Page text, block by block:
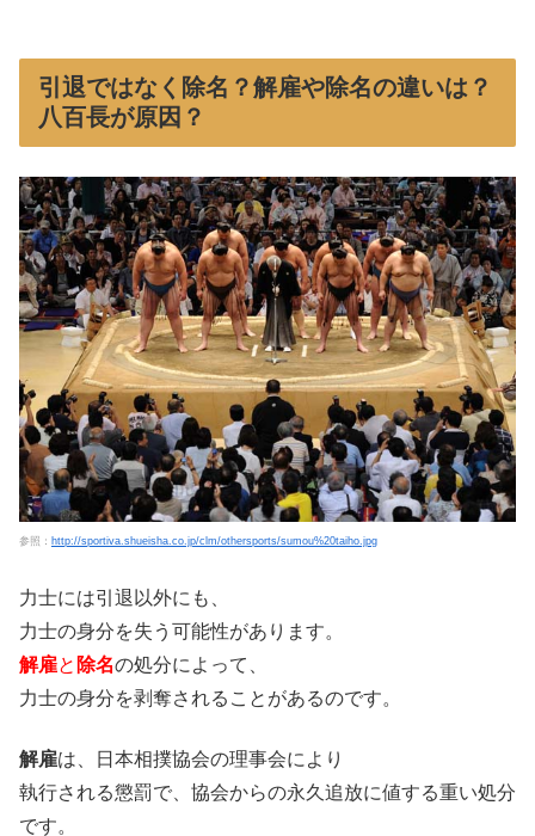
引退ではなく除名？解雇や除名の違いは？
八百長が原因？
参照： http://sportiva.shueisha.co.jp/clm/othersports/sumou%20taiho.jpg
力士には引退以外にも、
力士の身分を失う可能性があります。
解雇と 除名の処分によって、
力士の身分を剥奪されることがあるのです。
解雇は、日本相撲協会の理事会により
執行される懲罰で、協会からの永久追放に値する重い処分
です。